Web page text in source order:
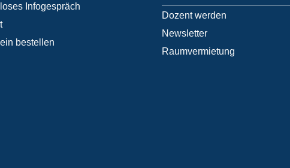
Infogespräch
bestellen
Dozent werden
Newsletter
Raumvermietung